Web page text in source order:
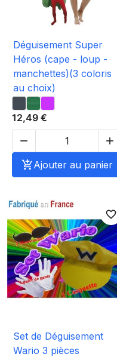
Déguisement Super
Héros (cape - loup -
manchettes)(3 coloris
au choix)
12,49 €


Ajouter au panier
favorite_border
Set de Déguisement
Wario 3 pièces